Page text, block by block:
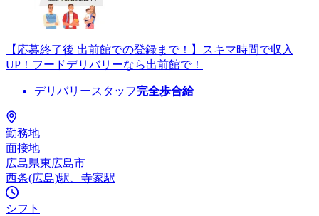
【応募終了後 出前館での登録まで！】スキマ時間で収入
UP！フードデリバリーなら出前館で！
デリバリースタッフ完全歩合給
勤務地
面接地
広島県東広島市
西条(広島)駅、寺家駅
シフト